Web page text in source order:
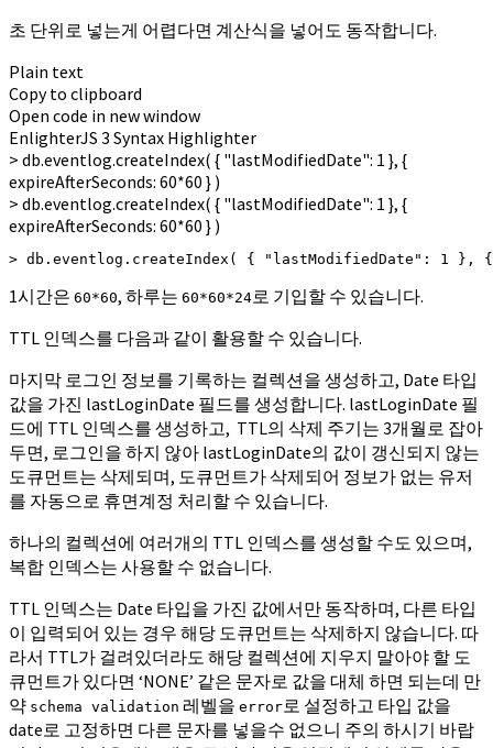
초 단위로 넣는게 어렵다면 계산식을 넣어도 동작합니다.
Plain text
Copy to clipboard
Open code in new window
EnlighterJS 3 Syntax Highlighter
> db.eventlog.createIndex( { "lastModifiedDate": 1 }, {
expireAfterSeconds: 60*60 } )
> db.eventlog.createIndex( { "lastModifiedDate": 1 }, {
expireAfterSeconds: 60*60 } )
> db.eventlog.createIndex( { "lastModifiedDate": 1 },
1시간은 60*60, 하루는 60*60*24로 기입할 수 있습니다.
TTL 인덱스를 다음과 같이 활용할 수 있습니다.
마지막 로그인 정보를 기록하는 컬렉션을 생성하고, Date 타입
값을 가진 lastLoginDate 필드를 생성합니다. lastLoginDate 필
드에 TTL 인덱스를 생성하고, TTL의 삭제 주기는 3개월로 잡아
두면, 로그인을 하지 않아 lastLoginDate의 값이 갱신되지 않는
도큐먼트는 삭제되며, 도큐먼트가 삭제되어 정보가 없는 유저
를 자동으로 휴면계정 처리할 수 있습니다.
하나의 컬렉션에 여러개의 TTL 인덱스를 생성할 수도 있으며,
복합 인덱스는 사용할 수 없습니다.
TTL 인덱스는 Date 타입을 가진 값에서만 동작하며, 다른 타입
이 입력되어 있는 경우 해당 도큐먼트는 삭제하지 않습니다. 따
라서 TTL가 걸려있더라도 해당 컬렉션에 지우지 말아야 할 도
큐먼트가 있다면 ‘NONE’ 같은 문자로 값을 대체 하면 되는데 만
약 schema validation 레벨을 error로 설정하고 타입 값을
date로 고정하면 다른 문자를 넣을수 없으니 주의 하시기 바랍